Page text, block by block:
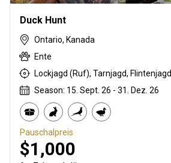
Duck Hunt
Ontario, Kanada
Ente
Lockjagd (Ruf), Tarnjagd, Flintenjagd
Season: 15. Sept. 26 - 31. Dez. 26
Pauschalpreis
$1,000